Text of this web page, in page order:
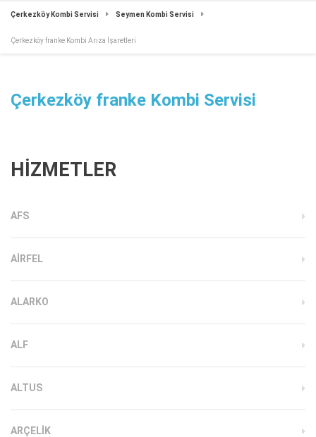
Çerkezköy Kombi Servisi Seymen Kombi Servisi
Çerkezköy franke Kombi Arıza İşaretleri
Çerkezköy franke Kombi Servisi
HİZMETLER
AFS
AIRFEL
ALARKO
ALF
ALTUS
ARÇELIK